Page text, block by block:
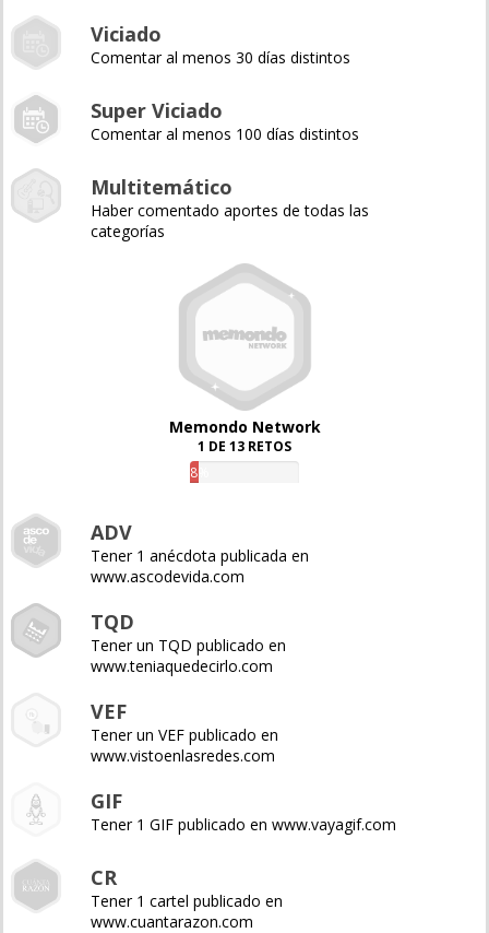
Viciado
Comentar al menos 30 días distintos
Super Viciado
Comentar al menos 100 días distintos
Multitemático
Haber comentado aportes de todas las
categorías
Memondo Network
1 DE 13 RETOS
8%
ADV
Tener 1 anécdota publicada en
www.ascodevida.com
TQD
Tener un TQD publicado en
www.teniaquedecirlo.com
VEF
Tener un VEF publicado en
www.vistoenlasredes.com
GIF
Tener 1 GIF publicado en www.vayagif.com
CR
Tener 1 cartel publicado en
www.cuantarazon.com